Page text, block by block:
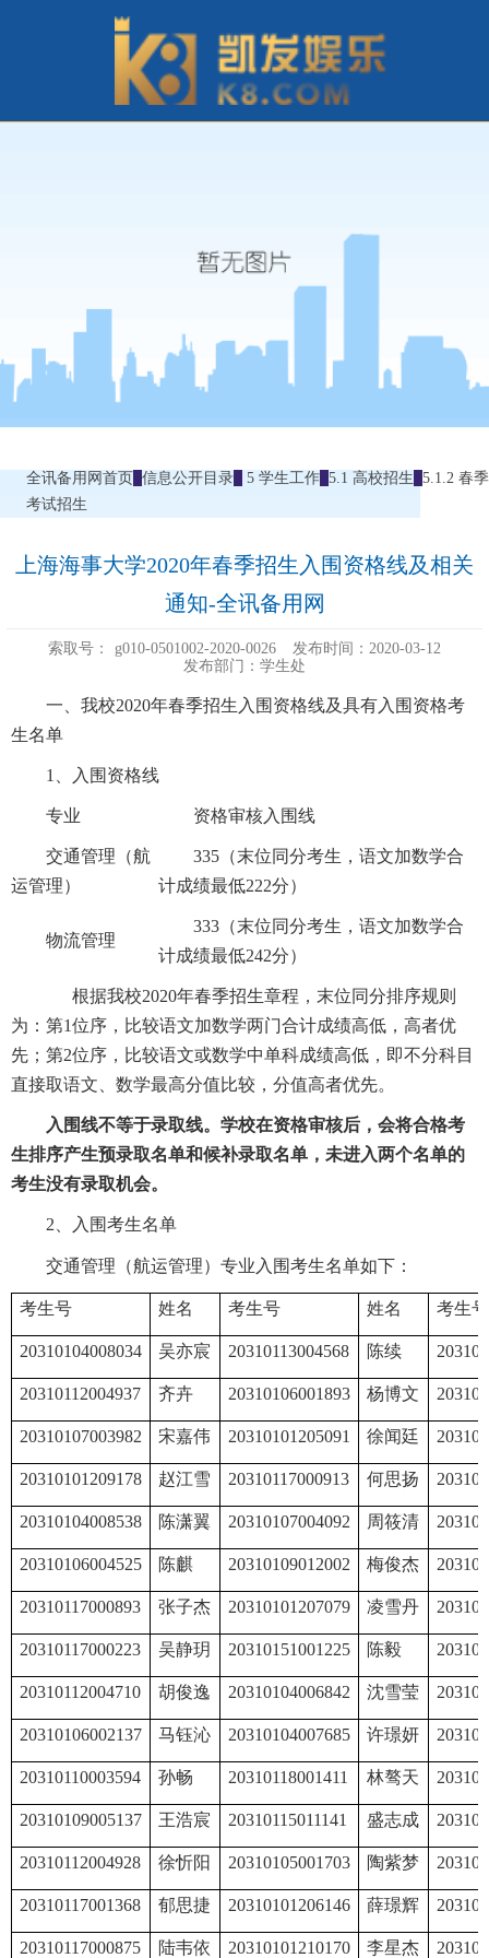
全讯备用网首页 信息公开目录 5 学生工作 5.1 高校招生 5.1.2 春季
考试招生
上海海事大学2020年春季招生入围资格线及相关
通知-全讯备用网
索取号： g010-0501002-2020-0026
发布时间：2020-03-12
发布部门：学生处
一、 我校2020年春季招生入围资格线及具有入围资格考
生名单
1 、入围资格线
专业 资格审核入围线
交通管理（航
运管理）
335 （末位同分考生，语文加数学合
计成绩最低222分）
物流管理
333 （末位同分考生，语文加数学合
计成绩最低242分）
根据我校2020年春季招生章程，末位同分排序规则
为：第1位序，比较语文加数学两门合计成绩高低，高者优
先；第2位序，比较语文或数学中单科成绩高低，即不分科目
直接取语文、数学最高分值比较，分值高者优先。
入围线不等于录取线。学校在资格审核后，会将合格考
生排序产生预录取名单和候补录取名单，未进入两个名单的
考生没有录取机会。
2 、入围考生名单
交通管理（航运管理）专业入围考生名单如下：
考生号 姓名 考生号 姓名 考生号
20310104008034 吴亦宸 20310113004568 陈续
20310112004937 齐卉 20310106001893 杨博文
20310107003982 宋嘉伟 20310101205091 徐闻廷
20310101209178 赵江雪 20310117000913 何思扬
20310104008538 陈潇翼 20310107004092 周筱清
20310106004525 陈麒 20310109012002 梅俊杰
20310117000893 张子杰 20310101207079 凌雪丹
20310117000223 吴静玥 20310151001225 陈毅
20310112004710 胡俊逸 20310104006842 沈雪莹
20310106002137 马钰沁 20310104007685 许璟妍
20310110003594 孙畅 20310118001411 林骜天
20310109005137 王浩宸 20310115011141 盛志成
20310112004928 徐忻阳 20310105001703 陶紫梦
20310117001368 郁思捷 20310101206146 薛璟辉
20310117000875 陆韦依 20310101210170 李星杰